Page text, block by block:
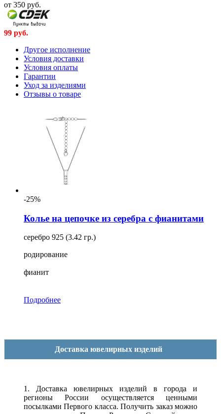
от 350 руб.
99 руб.
Другое исполнение
Условия доставки
Условия оплаты
Гарантии
Уход за изделиями
Отзывы о товаре
-25%
Колье на цепочке из серебра с фианитами
серебро 925 (3.42 гр.)
родирование
фианит
Подробнее
Доставка ювелирных изделий
1. Доставка ювелирных изделий в города и
регионы России осуществляется ценными
посылками Первого класса. Получить заказ можно